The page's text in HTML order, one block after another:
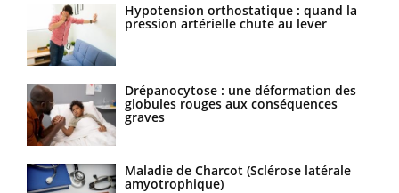
Hypotension orthostatique : quand la
pression artérielle chute au lever
Drépanocytose : une déformation des
globules rouges aux conséquences
graves
Maladie de Charcot (Sclérose latérale
amyotrophique)